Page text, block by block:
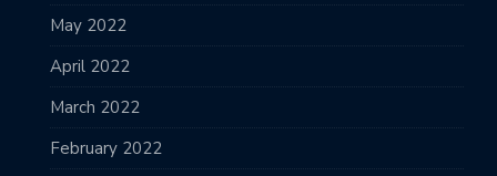
May 2022
April 2022
March 2022
February 2022